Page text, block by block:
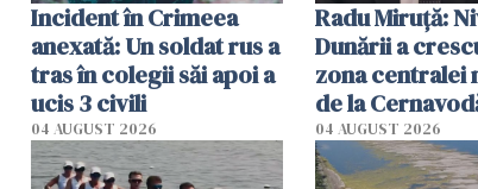
Incident în Crimeea
anexată: Un soldat rus a
tras în colegii săi apoi a
ucis 3 civili
04 AUGUST 2026
Radu Miruţă:
Dunării a
zona centralei
de la
cm faţă de
04 AUGUST 2026